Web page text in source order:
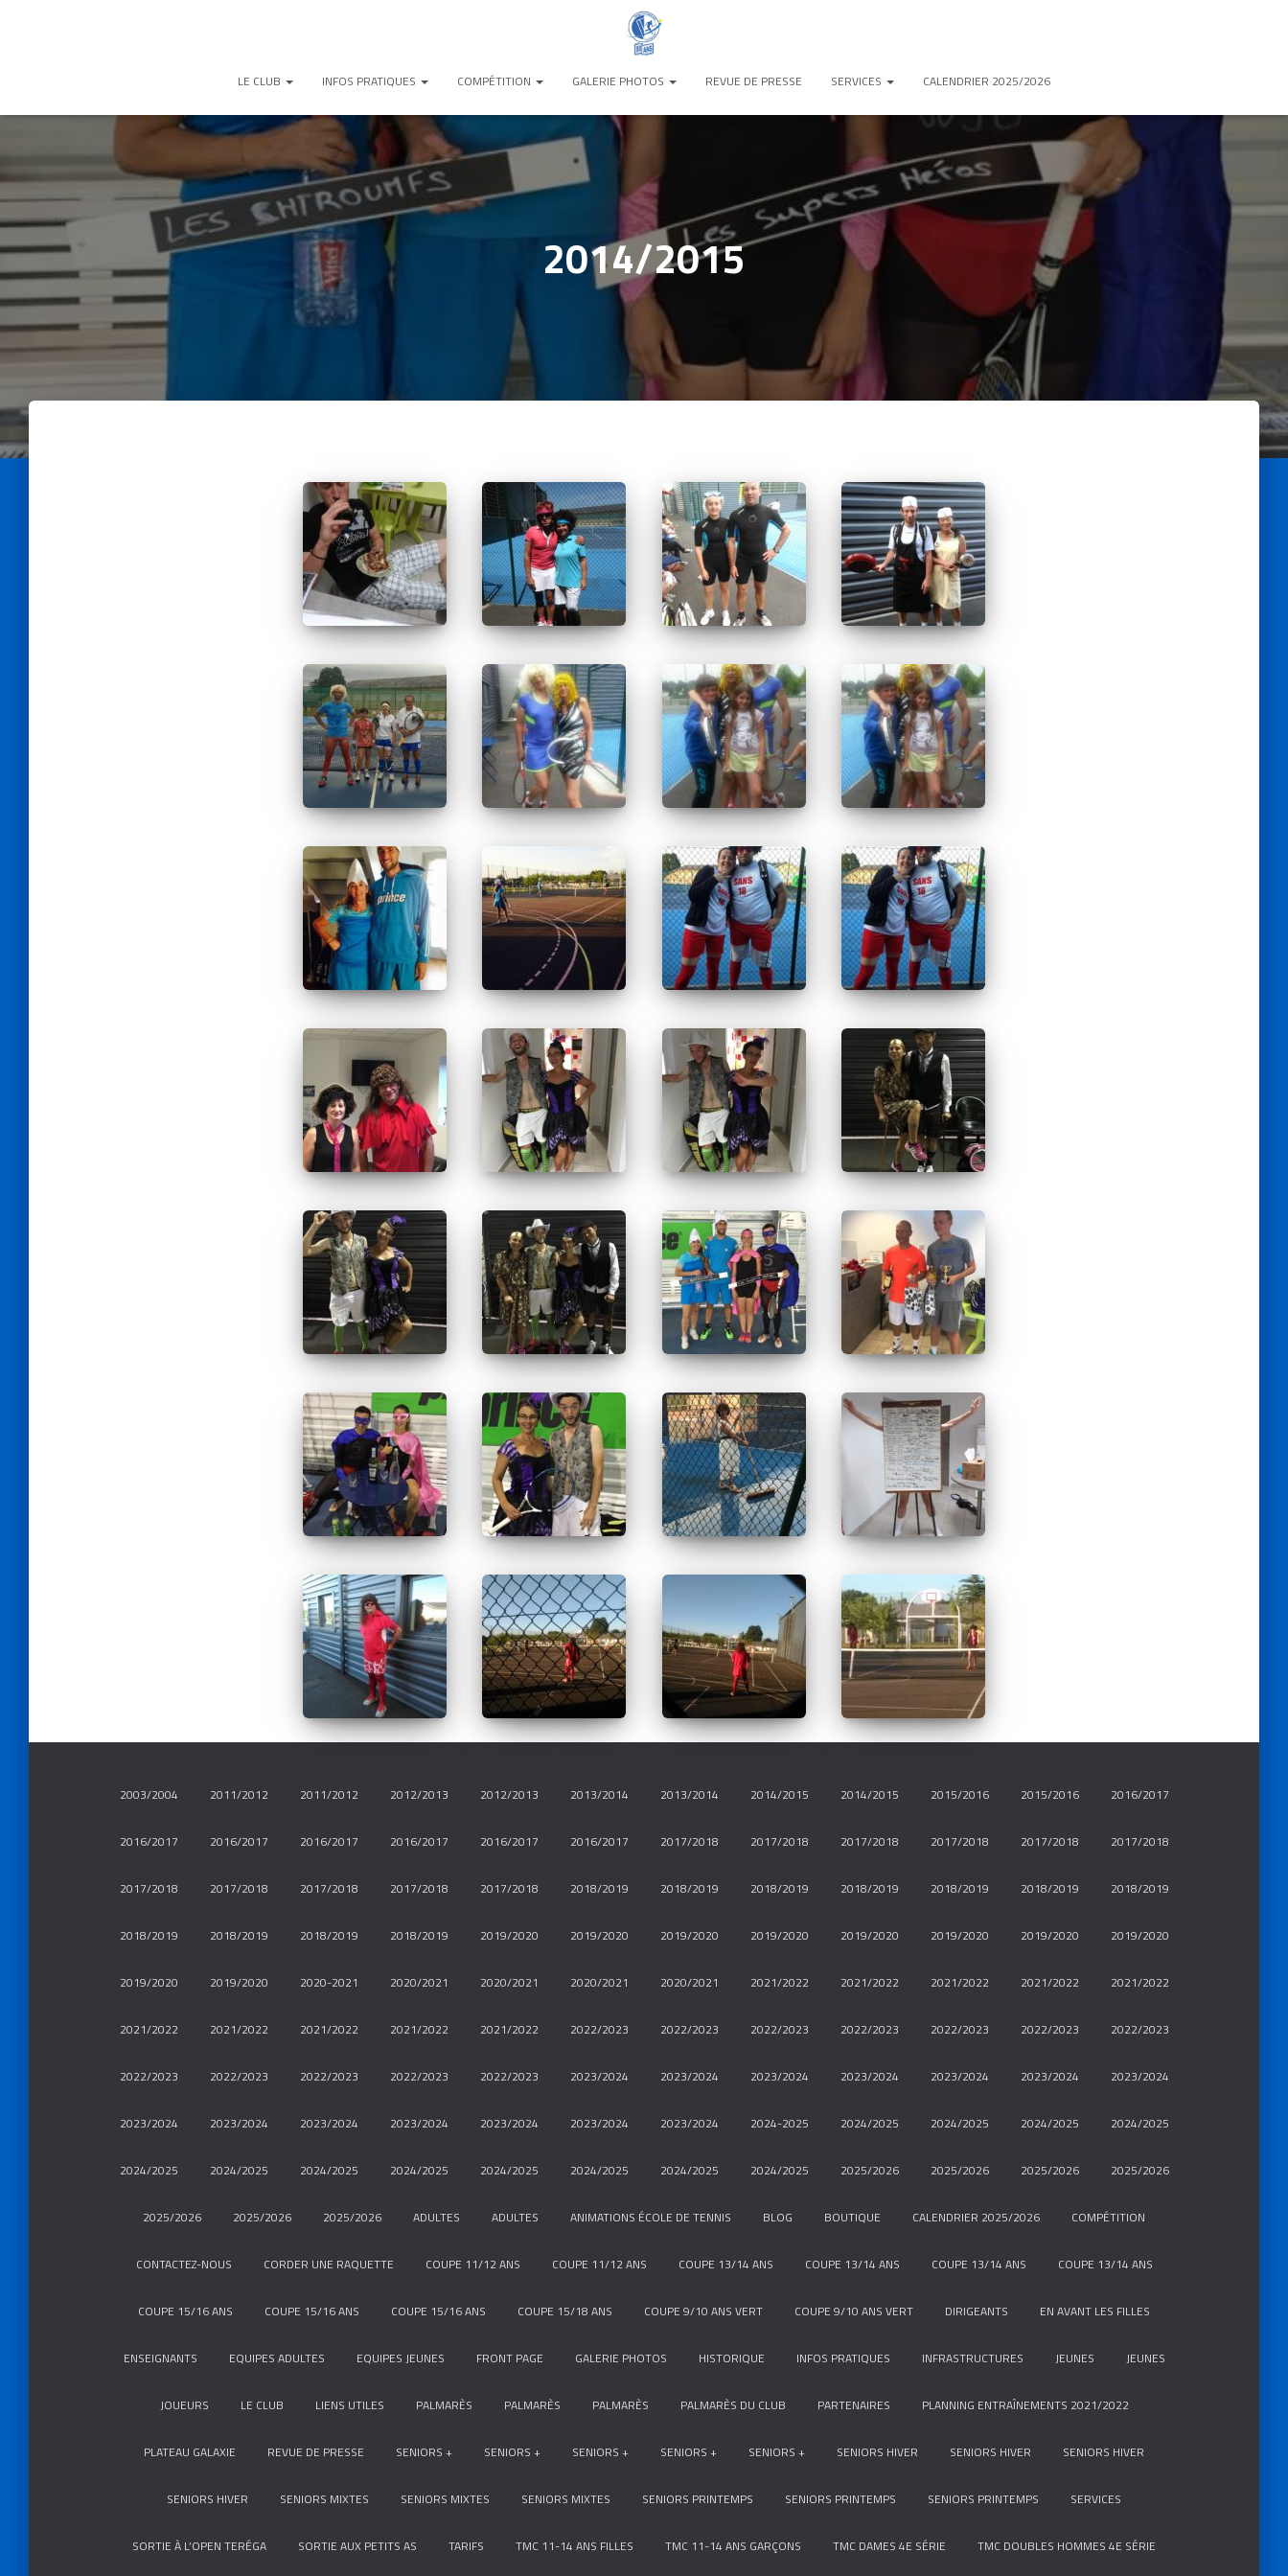
LE CLUB INFOS PRATIQUES COMPÉTITION GALERIE PHOTOS REVUE DE PRESSE SERVICES CALENDRIER 2025/2026
2014/2015
2003/2004 2011/2012 2011/2012 2012/2013 2012/2013 2013/2014 2013/2014 2014/2015 2014/2015 2015/2016 2015/2016 2016/2017
2016/2017 2016/2017 2016/2017 2016/2017 2016/2017 2016/2017 2017/2018 2017/2018 2017/2018 2017/2018 2017/2018 2017/2018
2017/2018 2017/2018 2017/2018 2017/2018 2017/2018 2018/2019 2018/2019 2018/2019 2018/2019 2018/2019 2018/2019 2018/2019
2018/2019 2018/2019 2018/2019 2018/2019 2019/2020 2019/2020 2019/2020 2019/2020 2019/2020 2019/2020 2019/2020 2019/2020
2019/2020 2019/2020 2020-2021 2020/2021 2020/2021 2020/2021 2020/2021 2021/2022 2021/2022 2021/2022 2021/2022 2021/2022
2021/2022 2021/2022 2021/2022 2021/2022 2021/2022 2022/2023 2022/2023 2022/2023 2022/2023 2022/2023 2022/2023 2022/2023
2022/2023 2022/2023 2022/2023 2022/2023 2022/2023 2023/2024 2023/2024 2023/2024 2023/2024 2023/2024 2023/2024 2023/2024
2023/2024 2023/2024 2023/2024 2023/2024 2023/2024 2023/2024 2023/2024 2024-2025 2024/2025 2024/2025 2024/2025 2024/2025
2024/2025 2024/2025 2024/2025 2024/2025 2024/2025 2024/2025 2024/2025 2024/2025 2025/2026 2025/2026 2025/2026 2025/2026
2025/2026 2025/2026 2025/2026 ADULTES ADULTES ANIMATIONS ÉCOLE DE TENNIS BLOG BOUTIQUE CALENDRIER 2025/2026 COMPÉTITION
CONTACTEZ-NOUS CORDER UNE RAQUETTE COUPE 11/12 ANS COUPE 11/12 ANS COUPE 13/14 ANS COUPE 13/14 ANS COUPE 13/14 ANS COUPE 13/14 ANS
COUPE 15/16 ANS COUPE 15/16 ANS COUPE 15/16 ANS COUPE 15/18 ANS COUPE 9/10 ANS VERT COUPE 9/10 ANS VERT DIRIGEANTS EN AVANT LES FILLES
ENSEIGNANTS EQUIPES ADULTES EQUIPES JEUNES FRONT PAGE GALERIE PHOTOS HISTORIQUE INFOS PRATIQUES INFRASTRUCTURES JEUNES JEUNES
JOUEURS LE CLUB LIENS UTILES PALMARÈS PALMARÈS PALMARÈS PALMARÈS DU CLUB PARTENAIRES PLANNING ENTRAÎNEMENTS 2021/2022
PLATEAU GALAXIE REVUE DE PRESSE SENIORS + SENIORS + SENIORS + SENIORS + SENIORS + SENIORS HIVER SENIORS HIVER SENIORS HIVER
SENIORS HIVER SENIORS MIXTES SENIORS MIXTES SENIORS MIXTES SENIORS PRINTEMPS SENIORS PRINTEMPS SENIORS PRINTEMPS SERVICES
SORTIE À L’OPEN TERÉGA SORTIE AUX PETITS AS TARIFS TMC 11-14 ANS FILLES TMC 11-14 ANS GARÇONS TMC DAMES 4E SÉRIE TMC DOUBLES HOMMES 4E SÉRIE